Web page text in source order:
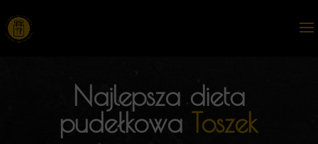
Najlepsza dieta
pudełkowaToszek